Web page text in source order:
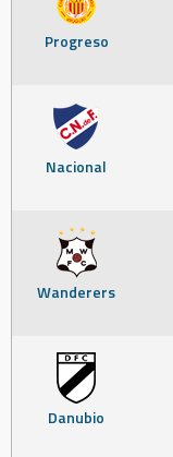
Progreso
Nacional
Wanderers
Danubio